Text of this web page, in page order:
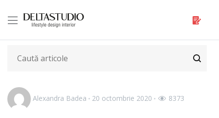
Alexandra Badea 20 octombrie 2020 8373